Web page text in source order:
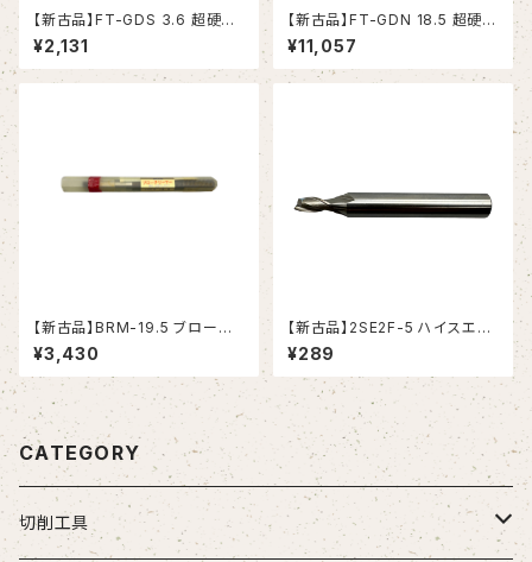
【新古品】FT-GDS 3.6 超硬ド
リル (OSG)
¥2,131
【新古品】FT-GDN 18.5 超硬ド
リル (OSG)
¥11,057
【新古品】BRM-19.5 ブローチ
リーマ モールステーパシャンク
（日研工作所）
¥3,430
【新古品】2SE2F-5 ハイスエン
ドミル (YG-1)
¥289
CATEGORY
切削工具